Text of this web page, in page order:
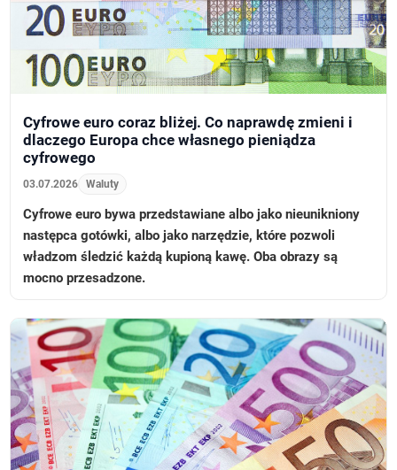
Cyfrowe euro coraz bliżej. Co naprawdę zmieni i
dlaczego Europa chce własnego pieniądza
cyfrowego
03.07.2026 Waluty
Cyfrowe euro bywa przedstawiane albo jako nieunikniony
następca gotówki, albo jako narzędzie, które pozwoli
władzom śledzić każdą kupioną kawę. Oba obrazy są
mocno przesadzone.